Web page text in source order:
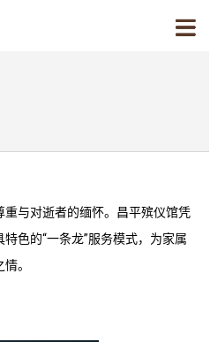
与对逝者的缅怀。 昌平殡仪馆凭
色的“一条龙”服务模式，为家属
。